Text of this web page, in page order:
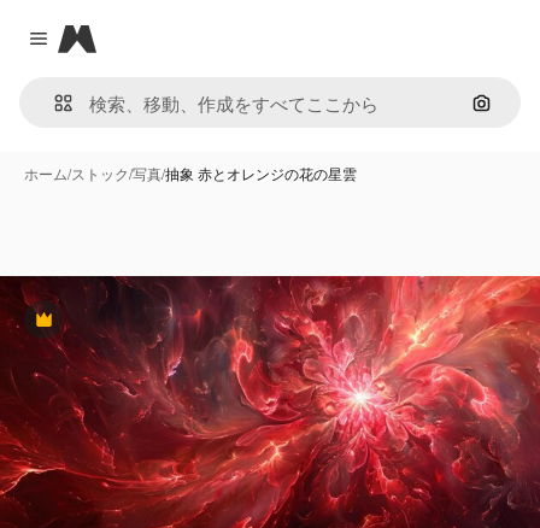
Close menu
Magnific
画像で
ホーム/ストック/写真/抽象 赤とオレンジの花の星雲
Premium